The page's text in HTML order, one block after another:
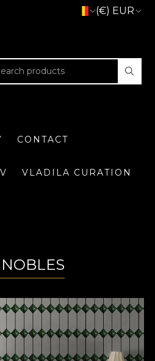
(€) EUR
CONTACT
VLADILA CURATION